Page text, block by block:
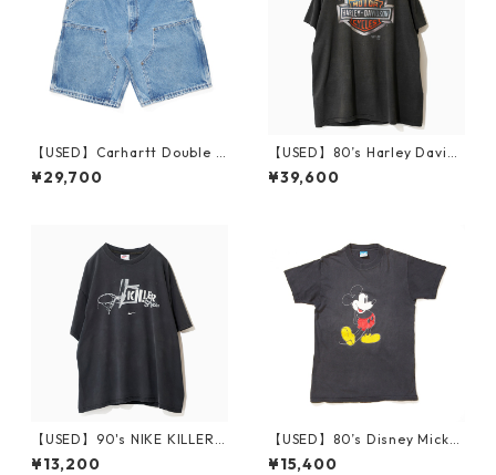
【USED】Carhartt Double K
nee Denim Shorts 実寸W35
Made in USA
¥29,700
【USED】80’s Harley Davids
on 3D EMBLEM T-Shirt
¥39,600
【USED】90's NIKE KILLER S
PLASH T-Shirt XL
¥13,200
【USED】80’s Disney Micke
y Mouse T-Shirt M
¥15,400